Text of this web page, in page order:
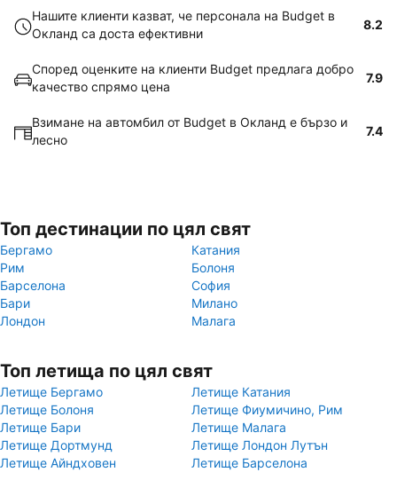
Нашите клиенти казват, че персонала на Budget в
Окланд са доста ефективни
8.2
Според оценките на клиенти Budget предлага добро
качество спрямо цена
7.9
Взимане на автомбил от Budget в Окланд е бързо и
лесно
7.4
Топ дестинации по цял свят
Бергамо
Катания
Рим
Болоня
Барселона
София
Бари
Милано
Лондон
Малага
Топ летища по цял свят
Летище Бергамо
Летище Катания
Летище Болоня
Летище Фиумичино, Рим
Летище Бари
Летище Малага
Летище Дортмунд
Летище Лондон Лутън
Летище Айндховен
Летище Барселона